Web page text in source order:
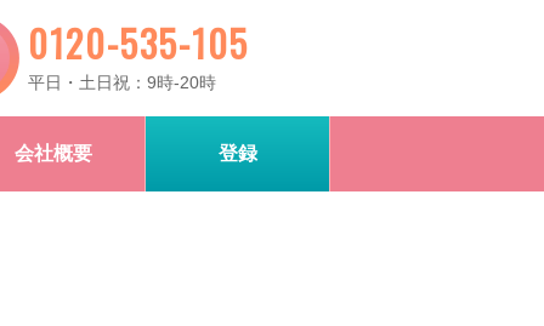
0120-535-105
平日・土日祝：9時-20時
会社概要 登録